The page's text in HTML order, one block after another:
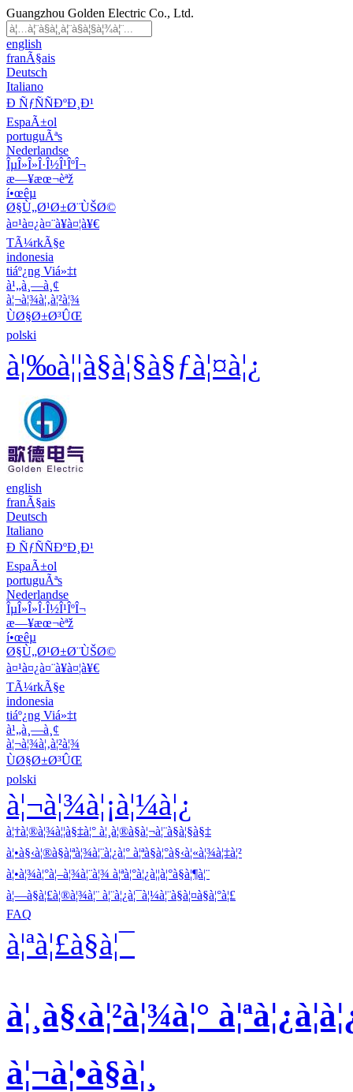
Guangzhou Golden Electric Co., Ltd.
english
franÃ§ais
Deutsch
Italiano
Ð ÑƒÑÑÐºÐ¸Ð¹
EspaÃ±ol
portuguÃªs
Nederlandse
ÎµÎ»Î»Î·Î½Î¹ÎºÎ¬
æ—¥æœ¬èªž
í•œêµ­
Ø§Ù„Ø¹Ø±Ø¨ÙŠØ©
à¤¹à¤¿à¤¨à¥à¤¦à¥€
TÃ¼rkÃ§e
indonesia
tiáº¿ng Viá»‡t
à¹„à¸—à¸¢
à¦¬à¦¾à¦‚à¦²à¦¾
ÙØ§Ø±Ø³ÛŒ
polski
à¦‰à¦¦à§à¦§à§ƒà¦¤à¦¿
english
franÃ§ais
Deutsch
Italiano
Ð ÑƒÑÑÐºÐ¸Ð¹
EspaÃ±ol
portuguÃªs
Nederlandse
ÎµÎ»Î»Î·Î½Î¹ÎºÎ¬
æ—¥æœ¬èªž
í•œêµ­
Ø§Ù„Ø¹Ø±Ø¨ÙŠØ©
à¤¹à¤¿à¤¨à¥à¤¦à¥€
TÃ¼rkÃ§e
indonesia
tiáº¿ng Viá»‡t
à¹„à¸—à¸¢
à¦¬à¦¾à¦‚à¦²à¦¾
ÙØ§Ø±Ø³ÛŒ
polski
à¦¬à¦¾à¦¡à¦¼à¦¿
à¦†à¦®à¦¾à¦¦à§‡à¦° à¦¸à¦®à§à¦¬à¦¨à§à¦§à§‡
à¦•à§‹à¦®à§à¦ªà¦¾à¦¨à¦¿à¦° à¦ªà§à¦°à§‹à¦«à¦¾à¦‡à¦²
à¦•à¦¾à¦°à¦–à¦¾à¦¨à¦¾ à¦ªà¦°à¦¿à¦¦à¦°à§à¦¶à¦¨
à¦—à§à¦£à¦®à¦¾à¦¨ à¦¨à¦¿à¦¯à¦¼à¦¨à§à¦¤à§à¦°à¦£
FAQ
à¦ªà¦£à§à¦¯
à¦¸à§‹à¦²à¦¾à¦°
à¦¬à¦•à§à¦¸